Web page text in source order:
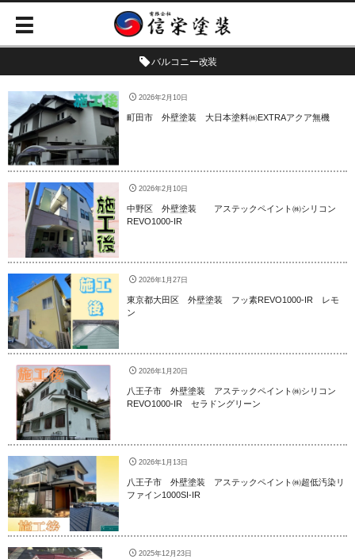
バルコニー改装
2026年2月10日
町田市 外壁塗装 大日本塗料㈱EXTRAアクア無機
2026年2月10日
中野区 外壁塗装 アステックペイント㈱シリコン
REVO1000-IR
2026年1月27日
東京都大田区 外壁塗装 フッ素REVO1000-IR レモ
ン
2026年1月20日
八王子市 外壁塗装 アステックペイント㈱シリコン
REVO1000-IR セラドングリーン
2026年1月13日
八王子市 外壁塗装 アステックペイント㈱超低汚染リ
ファイン1000SI-IR
2025年12月23日